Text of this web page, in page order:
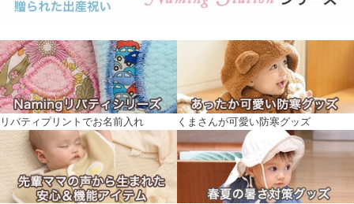
リバティプリントでお名前入れ くまさんが可愛い防寒グッズ